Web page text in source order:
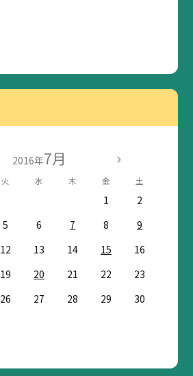
2016年7月
火 水 木 金 土
1
2
5 6 7 8
9
12 13 14 15
16
19 20 21 22
23
26 27 28 29
30